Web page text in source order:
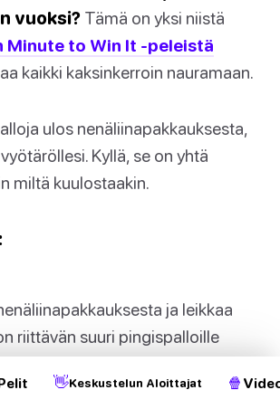
vuoksi? Tämä on yksi niistä
Minute to Win It -peleistä
kaikki kaksinkerroin nauramaan.
ulos nenäliinapakkauksesta,
Kyllä, se on yhtä
miltä kuulostaakin.
ja leikkaa
riittävän suuri pingispalloille
👋Keskustelun Aloittajat 🍿